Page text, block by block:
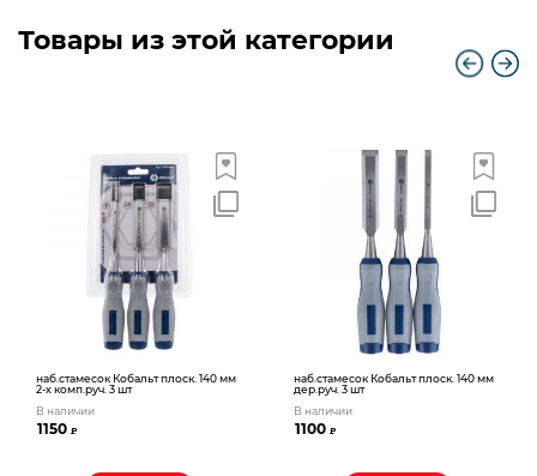
Товары из этой категории
наб.стамесок Кобальт плоск. 140 мм
2-х комп.руч. 3 шт
В наличии
1150₽
наб.стамесок Кобальт плоск. 140 мм
дер.руч. 3 шт
В наличии
1100₽